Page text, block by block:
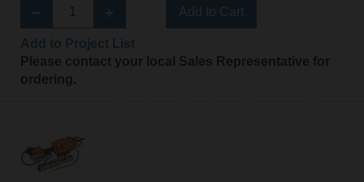
Please contact your local Sales Representative for
ordering.